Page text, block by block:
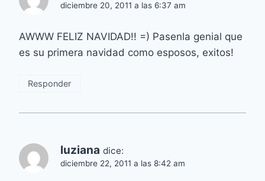
diciembre 20, 2011 a las 6:37 am
AWWW FELIZ NAVIDAD!! =) Pasenla genial que
es su primera navidad como esposos, exitos!
Responder
luziana dice:
diciembre 22, 2011 a las 8:42 am